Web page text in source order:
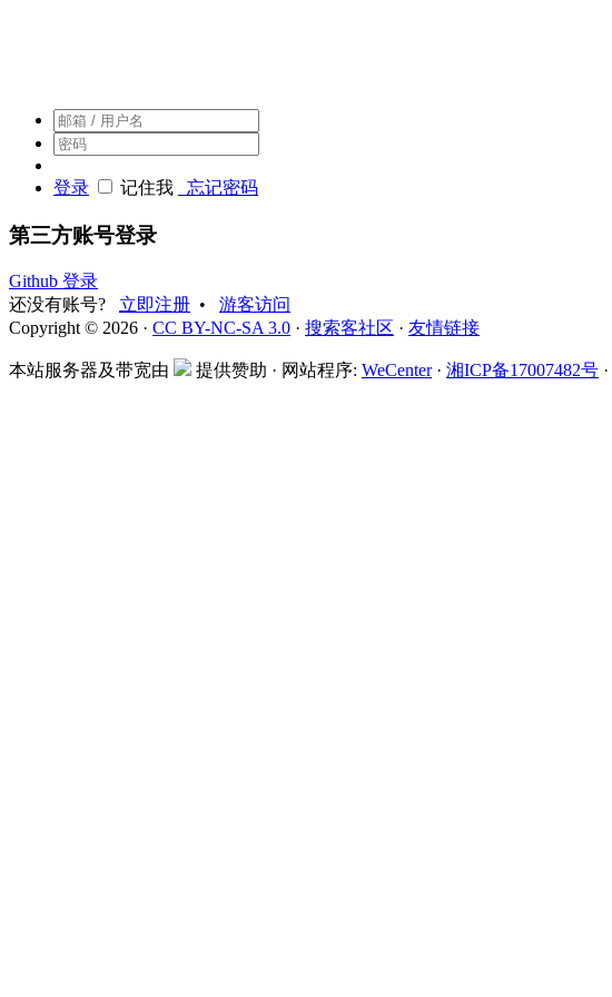
登录 记住我 忘记密码
第三方账号登录
Github 登录
还没有账号?
立即注册 • 游客访问
Copyright © 2026 · CC BY-NC-SA 3.0 · 搜索客社区 · 友情链接
本站服务器及带宽由 提供赞助 · 网站程序: WeCenter· 湘ICP备17007482号 ·